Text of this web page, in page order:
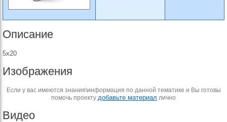
Описание
5x20
Изображения
Если у вас имеются знания\информация по данной тематике и Вы готовы
помочь проекту добавьте материал лично
Видео